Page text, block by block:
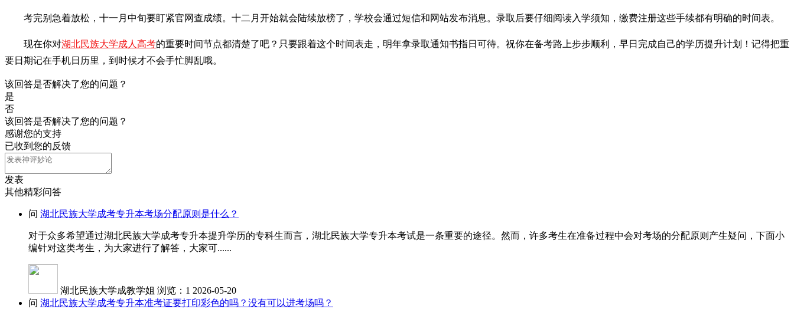
考完别急着放松，十一月中旬要盯紧官网查成绩。十二月开始就会陆续放榜了，学校会通过短信和网站发布消息。录取后要仔细阅读入学须知，缴费注册这些手续都有明确的时间表。
现在你对湖北民族大学成人高考的重要时间节点都清楚了吧？只要跟着这个时间表走，明年拿录取通知书指日可待。祝你在备考路上步步顺利，早日完成自己的学历提升计划！记得把重
要日期记在手机日历里，到时候才不会手忙脚乱哦。
该回答是否解决了您的问题？
是
否
该回答是否解决了您的问题？
感谢您的支持
已收到您的反馈
发表
其他精彩问答
问 湖北民族大学成考专升本考场分配原则是什么？
对于众多希望通过湖北民族大学成考专升本提升学历的专科生而言，湖北民族大学专升本考试是一条重要的途径。然而，许多考生在准备过程中会对考场的分配原则产生疑问，下面小
编针对这类考生，为大家进行了解答，大家可......
湖北民族大学成教学姐 浏览：1 2026-05-20
问 湖北民族大学成考专升本准考证要打印彩色的吗？没有可以进考场吗？